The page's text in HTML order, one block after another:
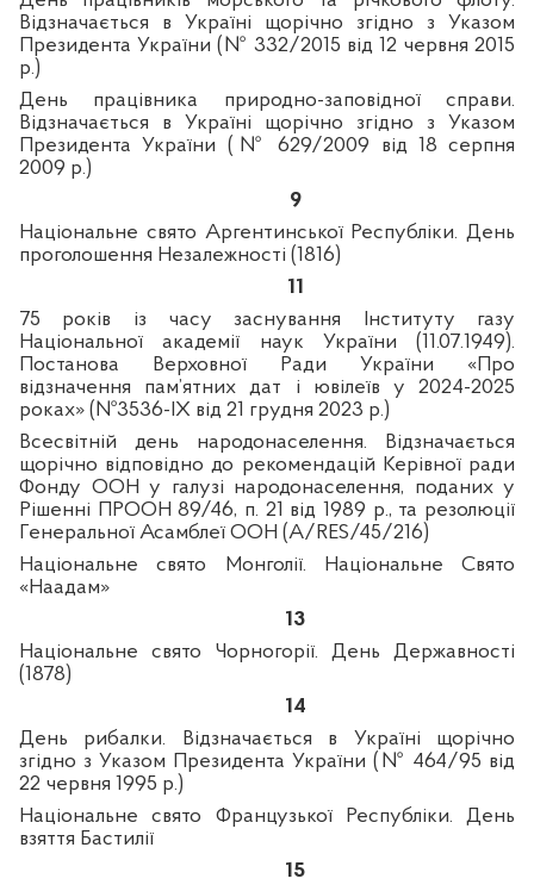
Відзначається в Україні щорічно згідно з Указом
Президента України (№ 332/2015 від 12 червня 2015
р.)
День працівника природно-заповідної справи.
Відзначається в Україні щорічно згідно з Указом
Президента України (№
629/2009 від 18 серпня
2009 р.)
9
Національне свято Аргентинської Республіки. День
проголошення Незалежності (1816)
11
75 років із часу заснування Інституту газу
Національної академії наук України (11.07.1949).
Постанова Верховної Ради України «Про
відзначення пам’ятних дат і ювілеїв у 2024-2025
роках» (№3536-IX від 21 грудня 2023 р.)
Всесвітній день народонаселення. Відзначається
щорічно відповідно до рекомендацій Керівної ради
Фонду ООН у галузі народонаселення, поданих у
Рішенні ПРООН 89/46, п. 21 від 1989 р., та резолюції
Генеральної Асамблеї ООН (A/RES/45/216)
Національне свято Монголії. Національне Свято
«Наадам»
13
Національне свято Чорногорії. День Державності
(1878)
14
День рибалки. Відзначається в Україні щорічно
згідно з Указом Президента України (№ 464/95 від
22 червня 1995 р.)
Національне свято Французької Республіки. День
взяття Бастилії
15